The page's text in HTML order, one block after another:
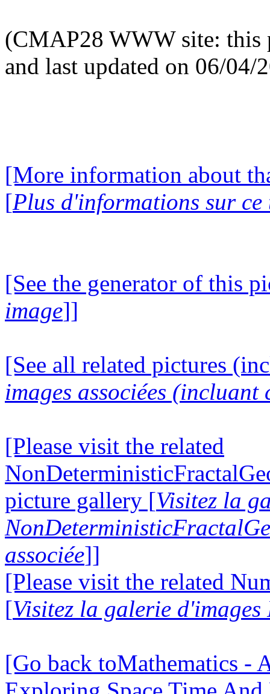
(CMAP28 WWW site: this
and last updated on 06/04/
[More information about
[Plus d'informations sur ce
[See the generator of this
image]]
[See all related pictures
images associées (incluant
[Please visit the related
picture gallery [Visitez la
associée]]
[Please visit the related
[Visitez la galerie d'images
[Go back toMathematics -